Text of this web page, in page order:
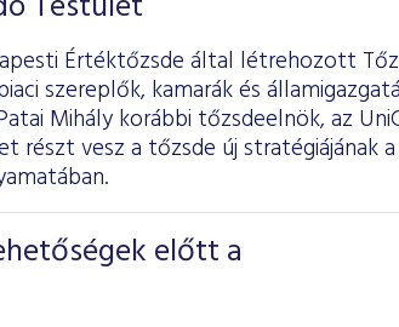
Értéktőzsde által létrehozott
szereplők, kamarák és
Mihály korábbi tőzsdeelnök, az
részt vesz a tőzsde új stratégiájának a
előtt a